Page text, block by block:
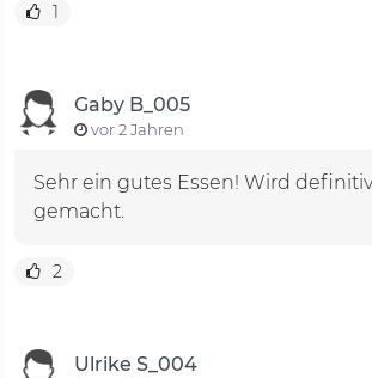
1
Gaby B_005
vor 2 Jahren
Sehr ein gutes Essen! Wird
gemacht.
2
Ulrike S_004